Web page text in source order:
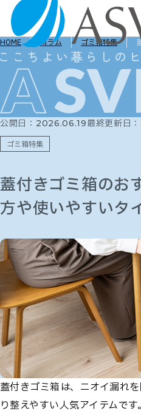
HOME コラム ゴミ箱特集
公開日： 2026.06.19最終更新日：
ゴミ箱特集
蓋付きゴミ箱のお
方や使いやすいタ
蓋付きゴミ箱は、ニオイ漏れ
り整えやすい人気アイテムで